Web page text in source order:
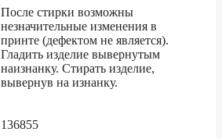
После стирки возможны
незначительные изменения в
принте (дефектом не является).
Гладить изделие вывернутым
наизнанку. Стирать изделие,
вывернув на изнанку.
136855